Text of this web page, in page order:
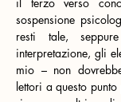
sospensione
resti tale,
interpretazione, gli
mio – non
lettori a questo